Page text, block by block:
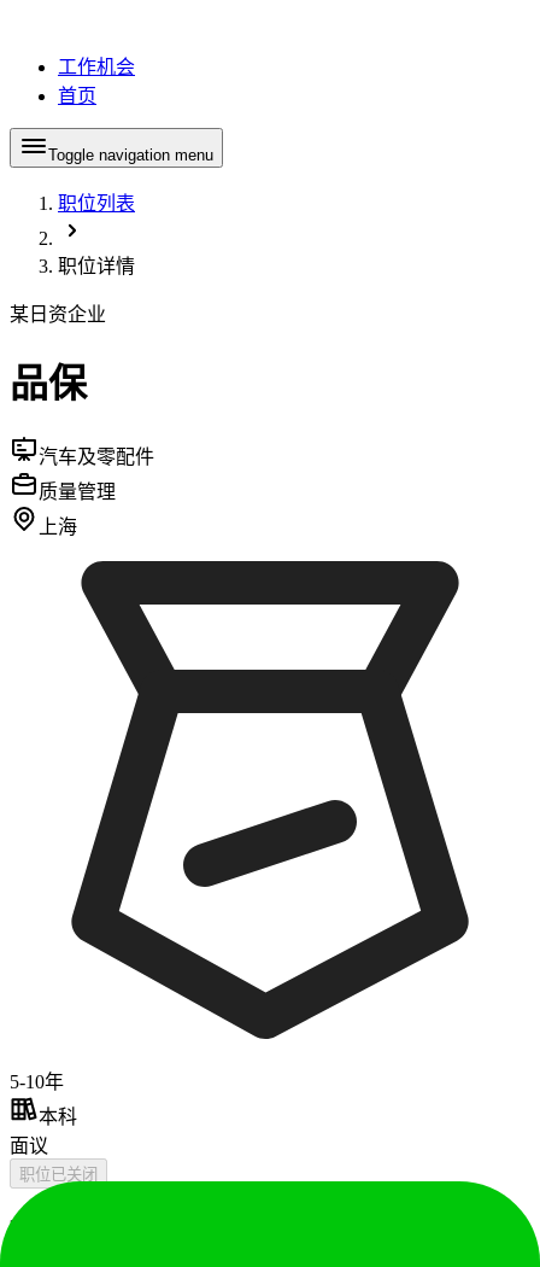
工作机会
首页
Toggle navigation menu
职位列表
职位详情
某日资企业
品保
汽车及零配件
质量管理
上海
5-10年
本科
面议
职位已关闭
职位描述